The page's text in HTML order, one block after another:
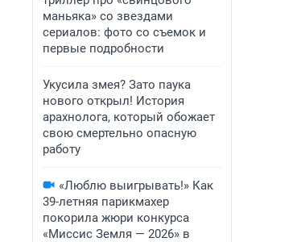
маньяка» со звездами
сериалов: фото со съемок и
первые подробности
Укусила змея? Зато паука
нового открыл! История
арахнолога, который обожает
свою смертельно опасную
работу
«Люблю выигрывать!» Как
39-летняя парикмахер
покорила жюри конкурса
«Миссис Земля — 2026» в